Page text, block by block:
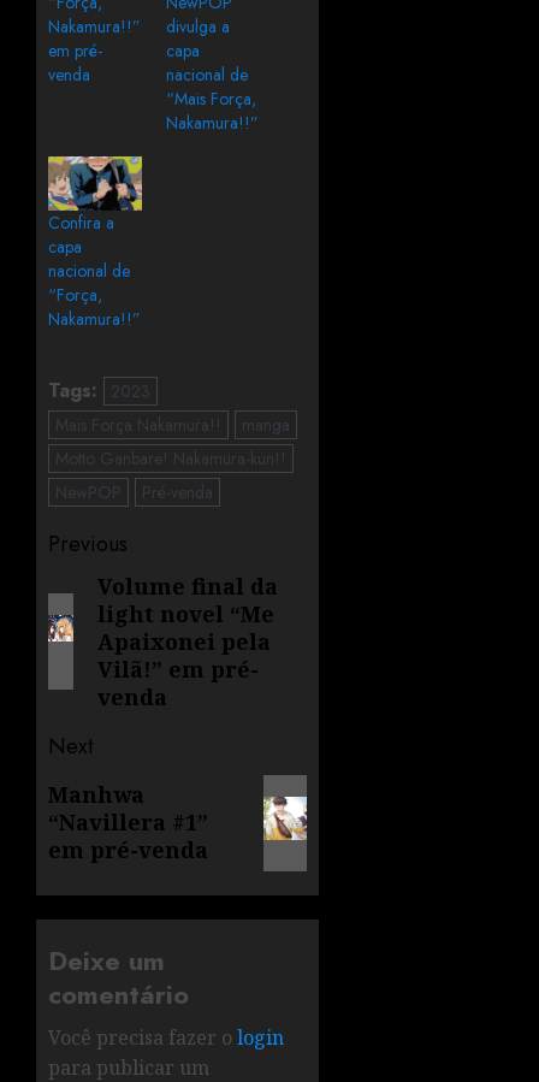
Nakamura!!”
em pré-
venda
divulga a
capa
nacional de
“Mais Força,
Nakamura!!”
Confira a
capa
nacional de
“Força,
Nakamura!!”
Tags:
2023
Mais Força Nakamura!!
manga
Motto Ganbare! Nakamura-kun!!
NewPOP
Pré-venda
Previous
Volume final da
light novel “Me
Apaixonei pela
Vilã!” em pré-
venda
Next
Manhwa
“Navillera #1”
em pré-venda
Deixe um
comentário
Você precisa fazer o login
para publicar um